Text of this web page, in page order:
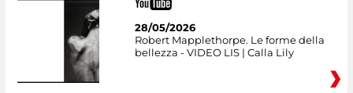
28/05/2026
Robert Mapplethorpe. Le forme della
bellezza - VIDEO LIS | Calla Lily